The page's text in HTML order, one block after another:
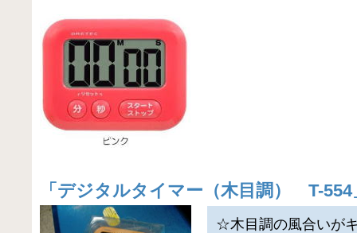
「 デジタルタイマー（木目調） T-554
☆木目調の風合いが